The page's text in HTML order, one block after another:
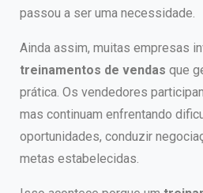
passou a ser uma necessidade.
Ainda assim, muitas empresas
treinamentos de vendas que
prática. Os vendedores
mas continuam enfrentando
oportunidades, conduzir
metas estabelecidas.